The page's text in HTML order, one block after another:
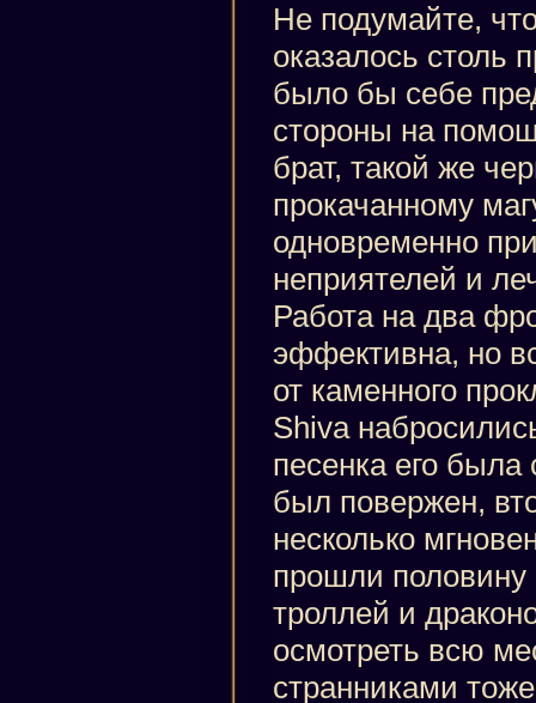
Не подумайте,
оказалось столь
было бы себе
стороны на
брат, такой же
прокачанному
одновременно
неприятелей и
Работа на два
эффективна, но
от каменного
Shiva
песенка его
был повержен,
несколько
прошли половину
троллей и
осмотреть всю
странниками